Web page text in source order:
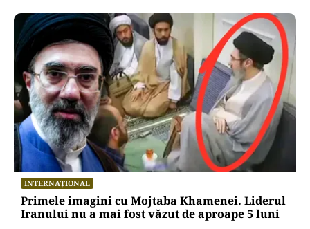
INTERNAȚIONAL
Primele imagini cu Mojtaba Khamenei. Liderul
Iranului nu a mai fost văzut de aproape 5 luni